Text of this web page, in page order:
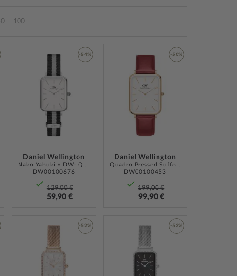
100
Daniel Wellington
Nako Yabuki x DW: Quadro Charcoal 26mm 3ATM
DW00100676
129,00 €
59,90 €
-54%
Daniel Wellington
Quadro Pressed Suffolk 36mm 3ATM
DW00100453
199,00 €
99,90 €
-50%
-52% -52%